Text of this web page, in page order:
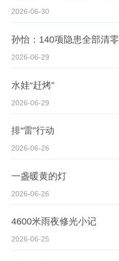
2026-06-30
孙怡：140项隐患全部清零
2026-06-29
水娃“赶烤”
2026-06-29
排“雷”行动
2026-06-26
一盏暖黄的灯
2026-06-26
4600米雨夜修光小记
2026-06-25